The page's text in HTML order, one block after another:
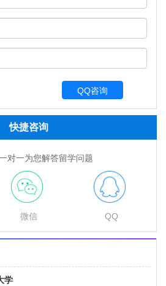
QQ咨询
快捷咨询
对一为您解答留学问题
微信 QQ
学